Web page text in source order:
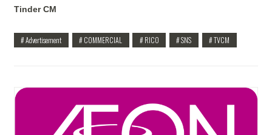
Tinder CM
# Advertisement # COMMERCIAL # RICO # SNS # TVCM